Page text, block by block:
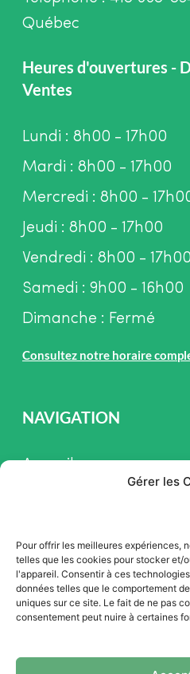
Gérer les
Pour offrir les meilleures expériences,
telles que les cookies pour stocker et/
l'appareil. Consentir à ces
données telles que le comportement
uniques sur ce site. Le fait de ne pas
consentement peut nuire à certaines
Québec
Heures d'ouvertures -
Ventes
Lundi : 8h00 - 17h00
Mardi : 8h00 - 17h00
Mercredi : 8h00 -
Jeudi : 8h00 - 17h00
Vendredi : 8h00 - 17h00
Samedi : 9h00 - 16h00
Dimanche : Fermé
Consultez notre horaire
NAVIGATION
Accueil
Promotion
Blogue
Nous contacter